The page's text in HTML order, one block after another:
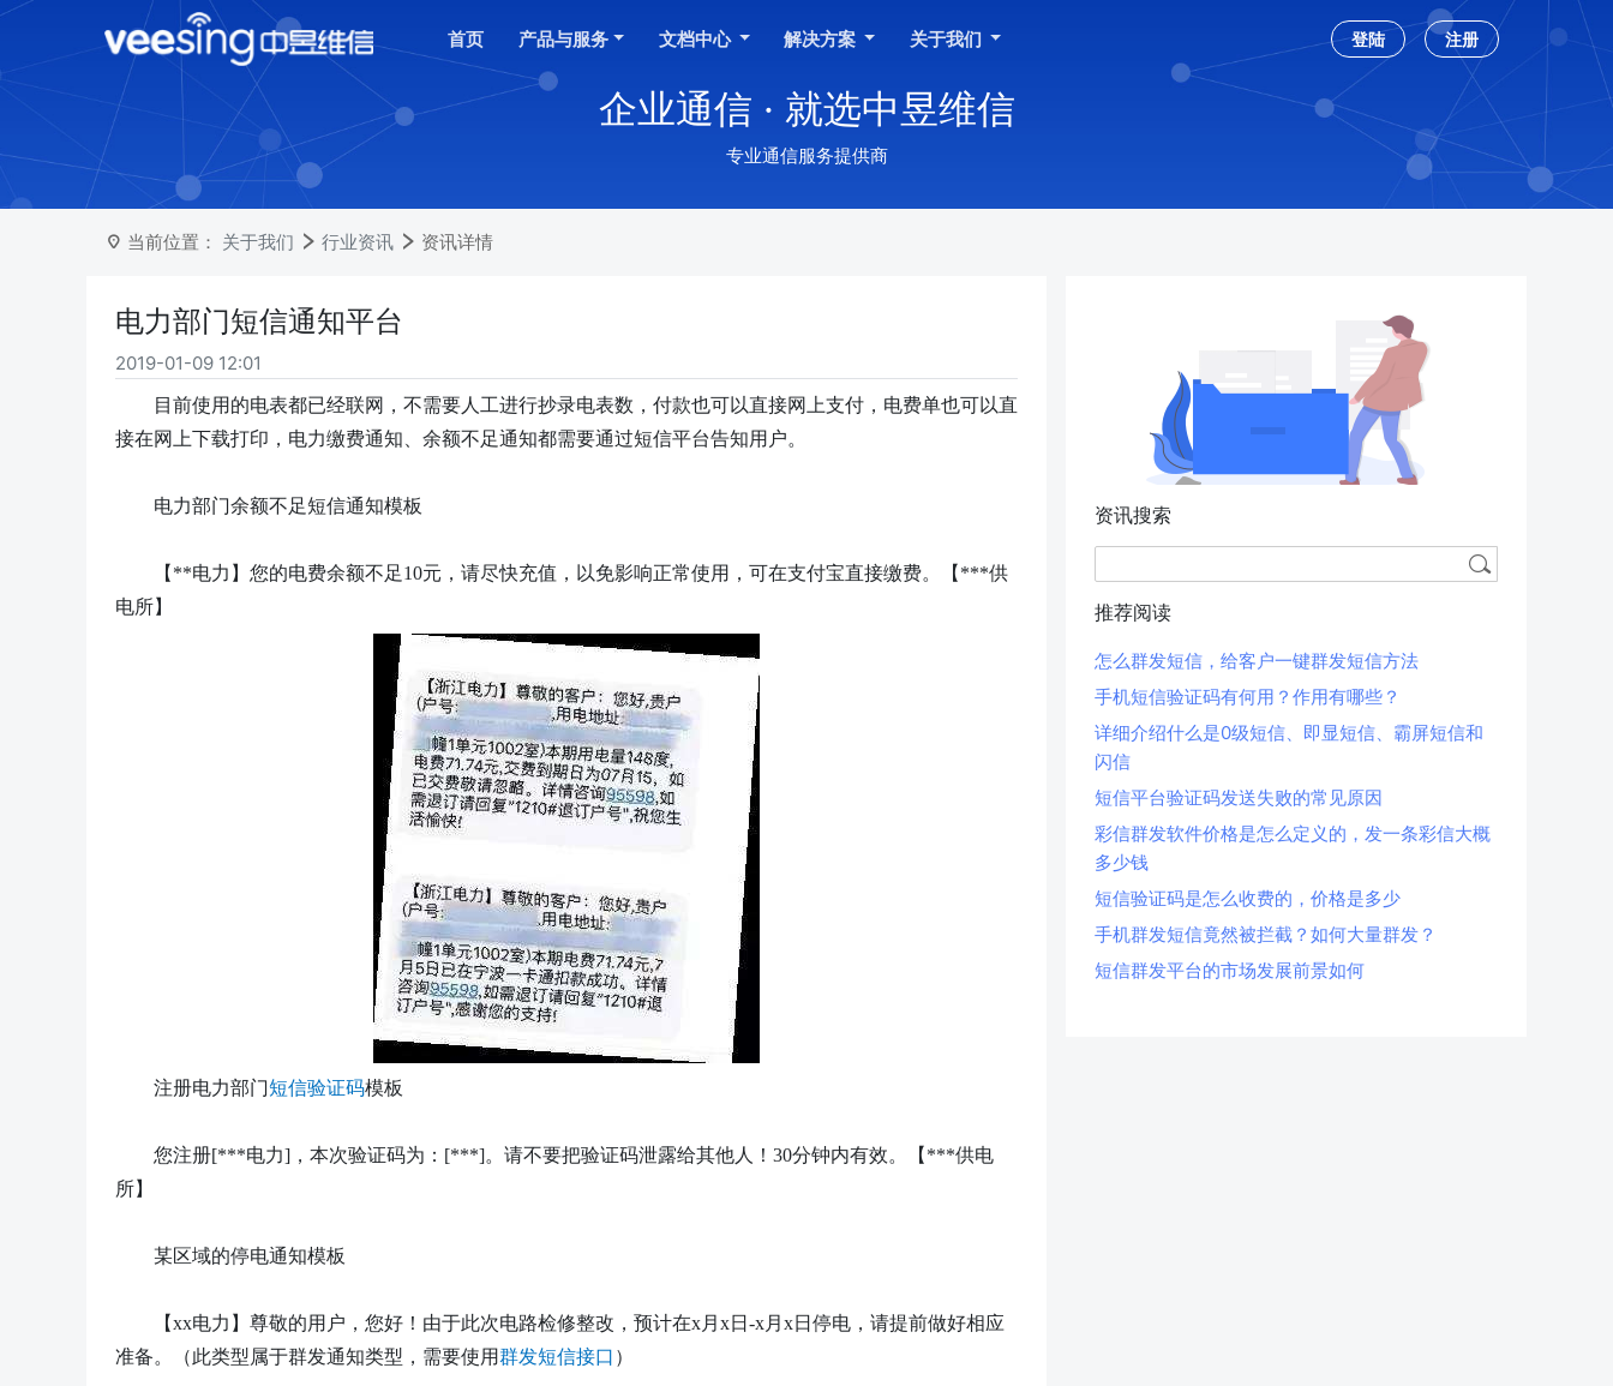
首页 产品与服务 文档中心 解决方案 关于我们 登陆 注册
企业通信 · 就选中昱维信
专业通信服务提供商
当前位置： 关于我们 行业资讯 资讯详情
电力部门短信通知平台
2019-01-09 12:01
目前使用的电表都已经联网，不需要人工进行抄录电表数，付款也可以直接网上支付，电费单也可以直
接在网上下载打印，电力缴费通知、余额不足通知都需要通过短信平台告知用户。
电力部门余额不足短信通知模板
【 **电力 】 您的电费余额不足10元 ， 请尽快充值，以免影响正常使用 ， 可在支付宝直接缴费。【 ***供
电所】
注册电力部门短信验证码模板
您注册[***电力] ， 本次验证码为 ： [***]。请不要把验证码泄露给其他人！ 30分钟内有效。【 ***供电
所】
某区域的停电通知模板
【xx电力】尊敬的用户，您好！由于此次电路检修整改，预计在x月x日-x月x日停电，请提前做好相应
准备。（此类型属于群发通知类型，需要使用群发短信接口 ）
资讯搜索
推荐阅读
怎么群发短信，给客户一键群发短信方法
手机短信验证码有何用？作用有哪些？
详细介绍什么是0级短信、即显短信、霸屏短信和
闪信
短信平台验证码发送失败的常见原因
彩信群发软件价格是怎么定义的，发一条彩信大概
多少钱
短信验证码是怎么收费的，价格是多少
手机群发短信竟然被拦截？如何大量群发？
短信群发平台的市场发展前景如何